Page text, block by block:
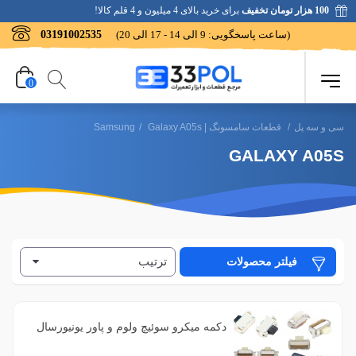
100 هزار تومان تخفیف برای خرید بالای 4 میلیون و 4 قلم کالا!
03191002535 (ساعت پاسخگویی: 9 الی 14 - 17 الی 20)
0
سی و سه پل / قطعات سامسونگ | Samsung / Galaxy A05s
GALAXY A05S
فیلتر براساس رنگ
بنفش
1
فیلتر براساس کیفیت
بسیار خوب 1
فیلتر محصولات ترتیب
دکمه میکرو سوئیچ ولوم و پاور یونیورسال